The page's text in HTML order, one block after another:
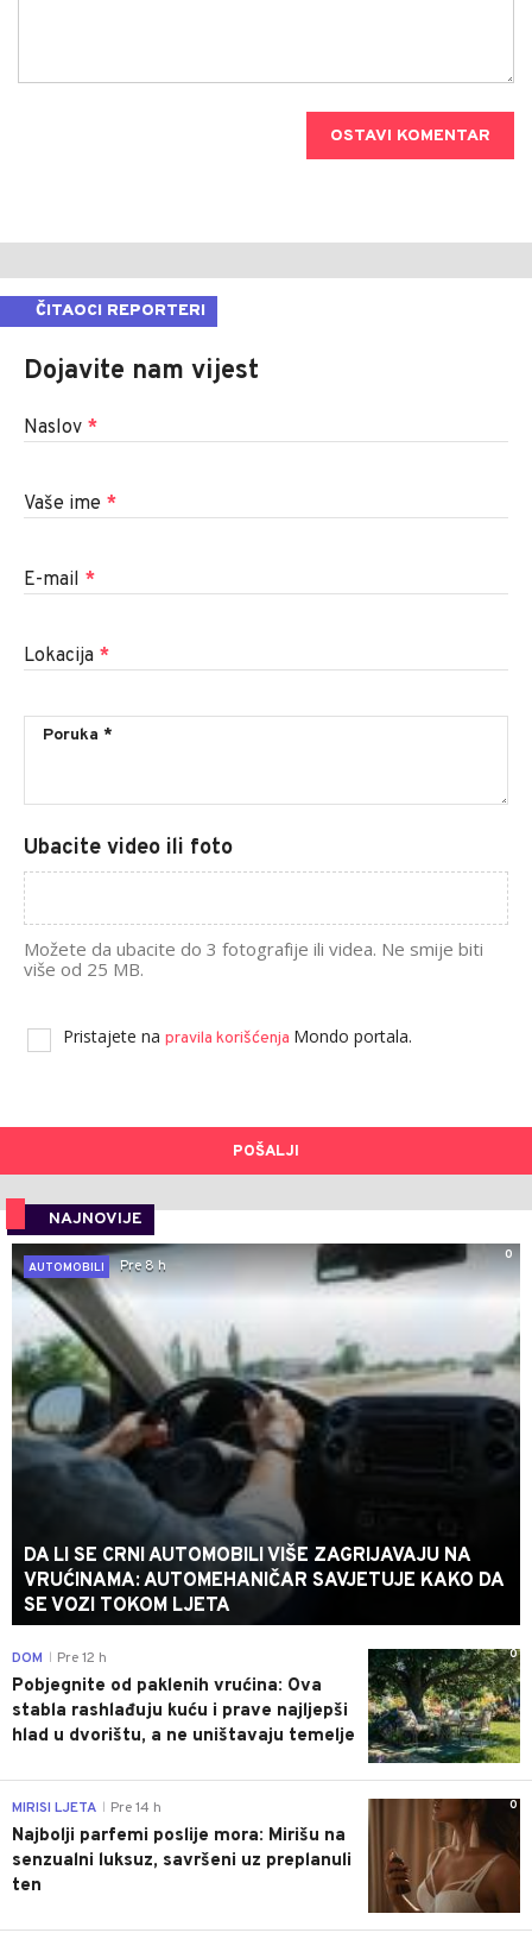
OSTAVI KOMENTAR
ČITAOCI REPORTERI
Dojavite nam vijest
Naslov *
Vaše ime *
E-mail *
Lokacija *
Ubacite video ili foto
Možete da ubacite do 3 fotografije ili videa. Ne smije biti
više od 25 MB.
Pristajete na pravila korišćenja Mondo portala.
POŠALJI
NAJNOVIJE
0
AUTOMOBILI
Pre 8 h
DA LI SE CRNI AUTOMOBILI VIŠE ZAGRIJAVAJU NA
VRUĆINAMA: AUTOMEHANIČAR SAVJETUJE KAKO DA
SE VOZI TOKOM LJETA
0
DOM Pre 12 h
Pobjegnite od paklenih vrućina: Ova
stabla rashlađuju kuću i prave najljepši
hlad u dvorištu, a ne uništavaju temelje
0
MIRISI LJETA Pre 14 h
Najbolji parfemi poslije mora: Mirišu na
senzualni luksuz, savršeni uz preplanuli
ten